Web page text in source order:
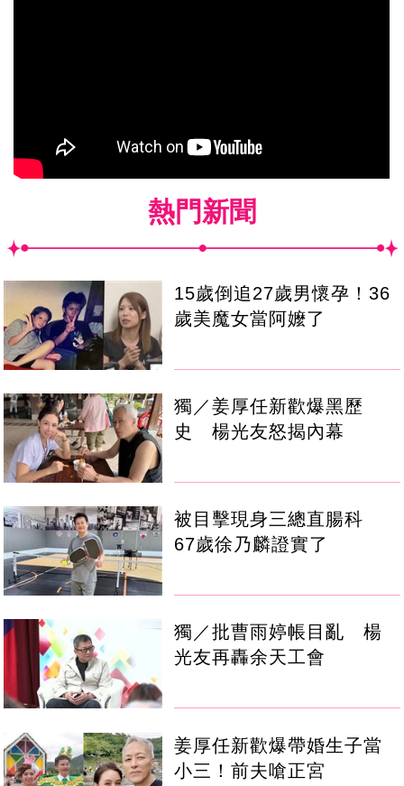
熱門新聞
15歲倒追27歲男懷孕！36
歲美魔女當阿嬤了
獨／姜厚任新歡爆黑歷
史 楊光友怒揭內幕
被目擊現身三總直腸科
67歲徐乃麟證實了
獨／批曹雨婷帳目亂 楊
光友再轟余天工會
姜厚任新歡爆帶婚生子當
小三！前夫嗆正宮